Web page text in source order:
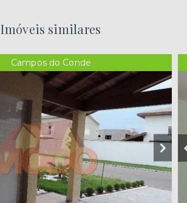
Imóveis similares
Campos do Conde